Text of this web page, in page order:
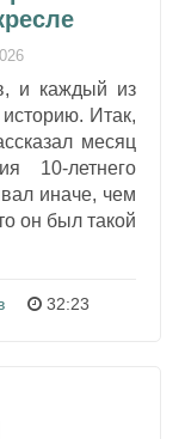
и каждый из
Итак,
месяц
10-летнего
иначе, чем
он был такой
32:23